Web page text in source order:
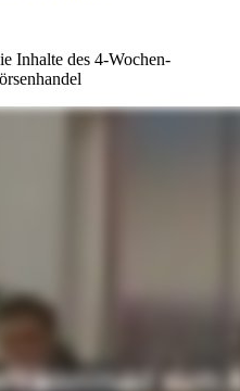
Inhalte des 4-Wochen-